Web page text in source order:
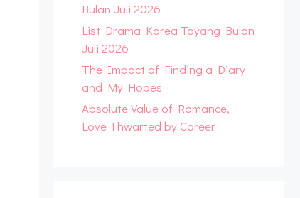
Bulan Juli 2026
List Drama Korea Tayang Bulan
Juli 2026
The Impact of Finding a Diary
and My Hopes
Absolute Value of Romance,
Love Thwarted by Career